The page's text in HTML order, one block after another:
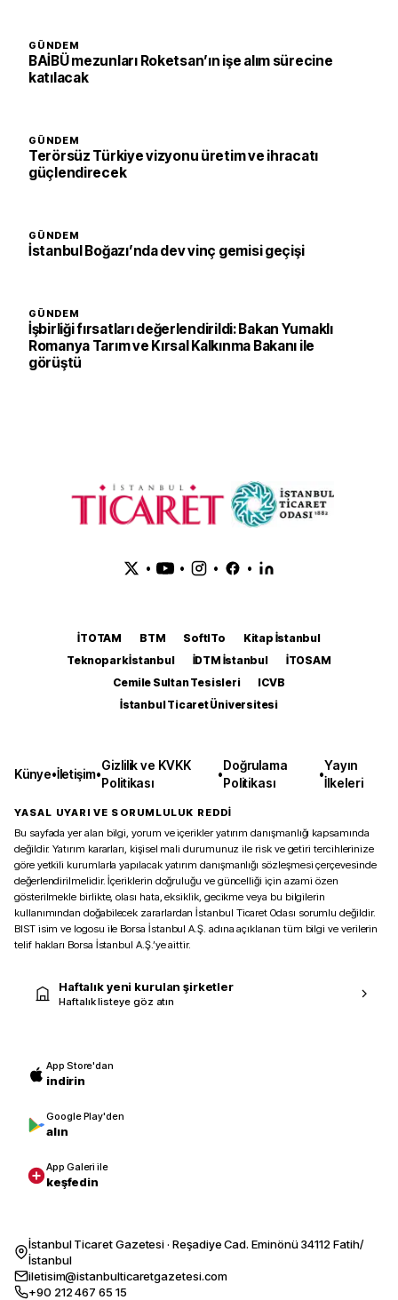
GÜNDEM
BAİBÜ mezunları Roketsan’ın işe alım sürecine
katılacak
GÜNDEM
Terörsüz Türkiye vizyonu üretim ve ihracatı
güçlendirecek
GÜNDEM
İstanbul Boğazı’nda dev vinç gemisi geçişi
GÜNDEM
İşbirliği fırsatları değerlendirildi: Bakan Yumaklı
Romanya Tarım ve Kırsal Kalkınma Bakanı ile
görüştü
• • • •
İTOTAM BTM SoftITo
Kitap İstanbul
Teknopark İstanbul
İDTM İstanbul
İTOSAM
Cemile Sultan Tesisleri
ICVB
İstanbul Ticaret Üniversitesi
Künye•İletişim•
Gizlilik ve KVKK
Politikası
•
Doğrulama
Politikası
•
Yayın
İlkeleri
YASAL UYARI VE SORUMLULUK REDDİ
Bu sayfada yer alan bilgi, yorum ve içerikler yatırım danışmanlığı kapsamında
değildir. Yatırım kararları, kişisel mali durumunuz ile risk ve getiri tercihlerinize
göre yetkili kurumlarla yapılacak yatırım danışmanlığı sözleşmesi çerçevesinde
değerlendirilmelidir. İçeriklerin doğruluğu ve güncelliği için azami özen
gösterilmekle birlikte, olası hata, eksiklik, gecikme veya bu bilgilerin
kullanımından doğabilecek zararlardan İstanbul Ticaret Odası sorumlu değildir.
BIST isim ve logosu ile Borsa İstanbul A.Ş. adına açıklanan tüm bilgi ve verilerin
telif hakları Borsa İstanbul A.Ş.’ye aittir.
Haftalık yeni kurulan şirketler
Haftalık listeye göz atın
App Store'dan
indirin
Google Play'den
alın
App Galeri ile
keşfedin
İstanbul Ticaret Gazetesi · Reşadiye Cad. Eminönü 34112 Fatih/
İstanbul
iletisim@istanbulticaretgazetesi.com
+90 212 467 65 15